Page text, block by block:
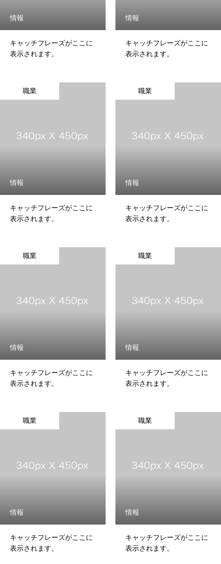
スタッフブログ
会社概要
お問い合わせ
特定商取引法に基づく表記
トップページ スタッフブログ SERVICE 会社概要 お問い合
情報
キャッチフレーズがここに
表示されます。
情報
キャッチフレーズがここに
表示されます。
職業
情報
キャッチフレーズがここに
表示されます。
職業
情報
キャッチフレーズがここに
表示されます。
職業
情報
キャッチフレーズがここに
表示されます。
職業
情報
キャッチフレーズがここに
表示されます。
職業
情報
キャッチフレーズがここに
表示されます。
職業
情報
キャッチフレーズがここに
表示されます。